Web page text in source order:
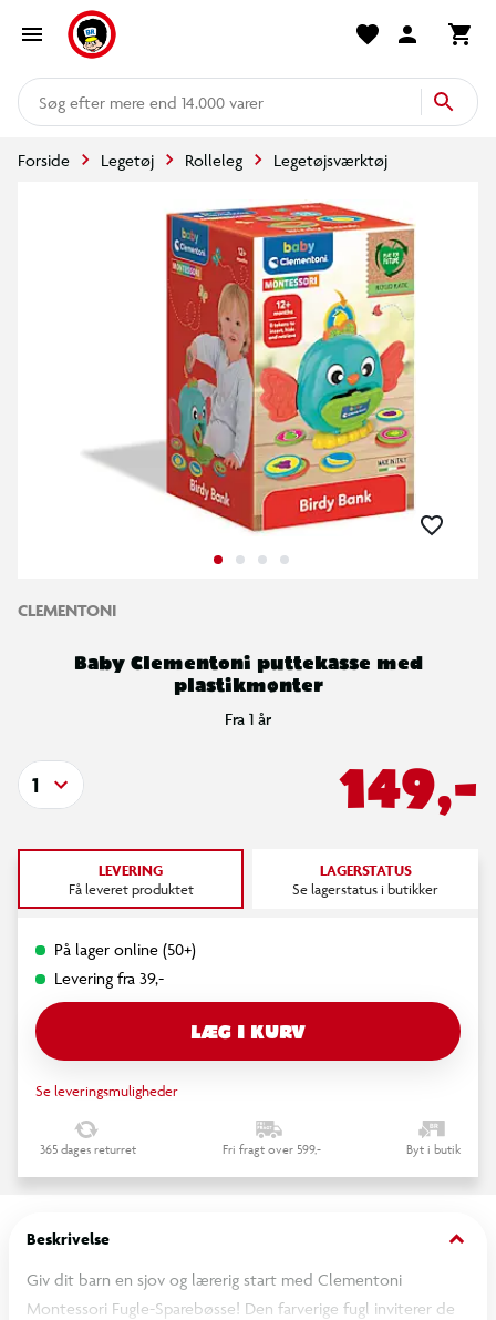
mere end 14.000 varer
Forside Legetøj Rolleleg Legetøjsværktøj
CLEMENTONI
Baby Clementoni puttekasse med
plastikmønter
Fra 1 år
149,-
1
LEVERING
Få leveret produktet
LAGERSTATUS
Se lagerstatus i butikker
På lager online (50+)
Levering fra 39,-
LÆG I KURV
Se leveringsmuligheder
365 dages returret Fri fragt over 599,- Byt i butik
Beskrivelse keyboard_arrow_down
Giv dit barn en sjov og lærerig start med Clementoni
Montessori Fugle-Sparebøsse! Den farverige fugl inviterer de